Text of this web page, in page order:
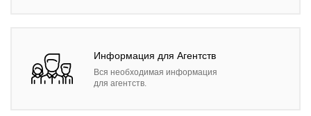
Информация для Агентств
Вся необходимая информация
для агентств.